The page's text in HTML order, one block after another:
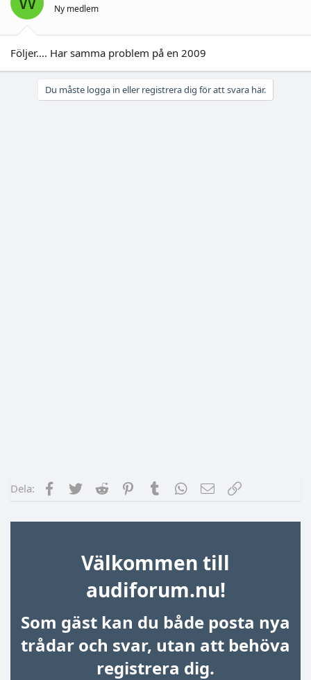
Ny medlem
Följer…. Har samma problem på en 2009
Du måste logga in eller registrera dig för att svara här.
Dela: Facebook
TwitterReddit PinterestTumblrWhatsApp
E-postLänk
Välkommen till
audiforum.nu!
Som gäst kan du både posta nya
trådar och svar, utan att behöva
registrera dig.